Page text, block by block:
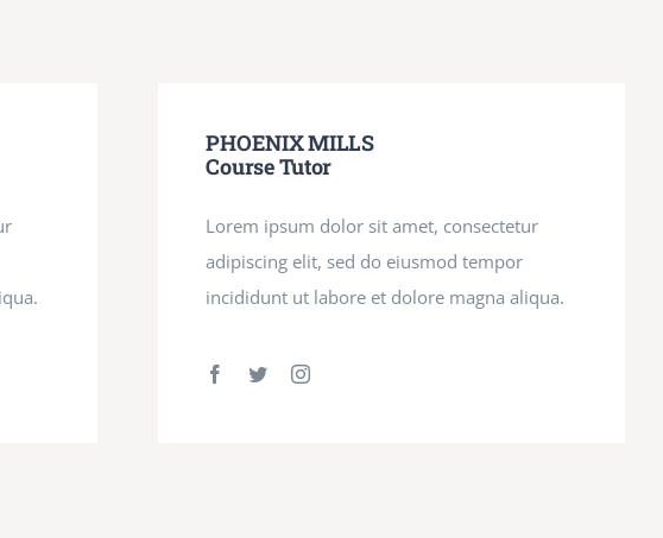
PHOENIX MILLS
Course Tutor
Lorem ipsum dolor sit amet, consectetur
adipiscing elit, sed do eiusmod tempor
incididunt ut labore et dolore magna aliqua.